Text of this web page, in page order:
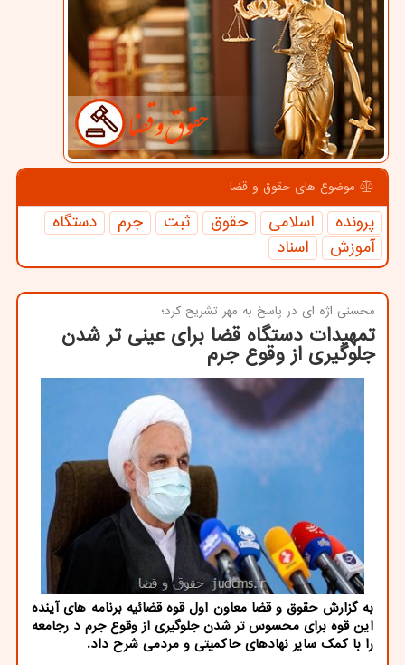
موضوع های حقوق و قضا
پرونده اسلامی حقوق ثبت جرم
دستگاه
آموزش
اسناد
محسنی اژه ای در پاسخ به مهر تشریح كرد؛
تمهیدات دستگاه قضا برای عینی تر شدن
جلوگیری از وقوع جرم
به گزارش حقوق و قضا معاون اول قوه قضائیه برنامه های آینده
این قوه برای محسوس تر شدن جلوگیری از وقوع جرم د رجامعه
را با کمک سایر نهادهای حاکمیتی و مردمی شرح داد.